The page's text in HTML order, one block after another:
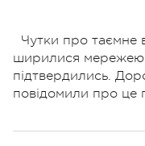
Чутки про таємне
ширилися мережею
підтвердились.
повідомили про це